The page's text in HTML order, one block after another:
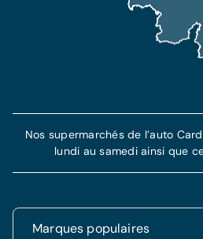
Marques populaires
Nos supermarchés de l’auto
lundi au samedi ainsi que